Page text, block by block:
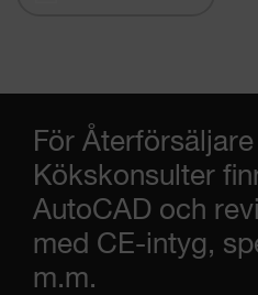
För
Kökskonsulter
AutoCAD och
med CE-intyg,
m.m.